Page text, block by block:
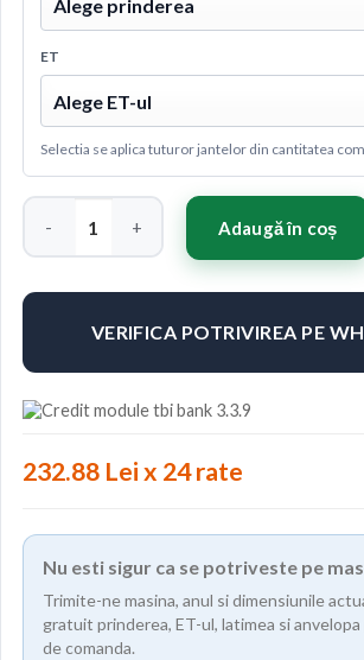
ET
Selectia se aplica tuturor jantelor din cantitatea
Cantitate Concaver CVR7 22x9,5 ET14-58
Adaugă în coș
VERIFICA POTRIVIREA PE
232.88 Lei x 24 rate
Nu esti sigur ca se potriveste pe
Trimite-ne masina, anul si dimensiunile
gratuit prinderea, ET-ul, latimea si
de comanda.